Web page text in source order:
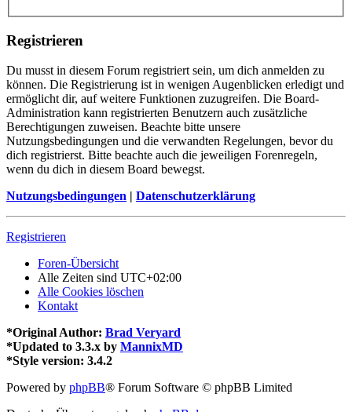
Registrieren
Du musst in diesem Forum registriert sein, um dich anmelden zu
können. Die Registrierung ist in wenigen Augenblicken erledigt und
ermöglicht dir, auf weitere Funktionen zuzugreifen. Die Board-
Administration kann registrierten Benutzern auch zusätzliche
Berechtigungen zuweisen. Beachte bitte unsere
Nutzungsbedingungen und die verwandten Regelungen, bevor du
dich registrierst. Bitte beachte auch die jeweiligen Forenregeln,
wenn du dich in diesem Board bewegst.
Nutzungsbedingungen | Datenschutzerklärung
Registrieren
Foren-Übersicht
Alle Zeiten sind UTC+02:00
Alle Cookies löschen
Kontakt
*Original Author: Brad Veryard
*Updated to 3.3.x by MannixMD
*Style version: 3.4.2
Powered by phpBB® Forum Software © phpBB Limited